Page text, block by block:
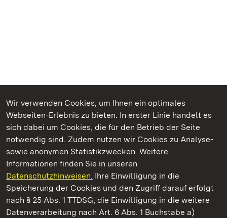
Wir verwenden Cookies, um Ihnen ein optimales
Webseiten-Erlebnis zu bieten. In erster Linie handelt es
sich dabei um Cookies, die für den Betrieb der Seite
notwendig sind. Zudem nutzen wir Cookies zu Analyse-
sowie anonymen Statistikzwecken. Weitere
Informationen finden Sie in unseren
Datenschutzhinweisen. Ihre Einwilligung in die
Speicherung der Cookies und den Zugriff darauf erfolgt
nach § 25 Abs. 1 TTDSG, die Einwilligung in die weitere
Datenverarbeitung nach Art. 6 Abs. 1 Buchstabe a)
Kommen. Staunen. Genießen.
Staatliche Schlösser und Gärten Baden‑Württemberg
Staatliche Schlösser und Gärten Baden-Württemberg